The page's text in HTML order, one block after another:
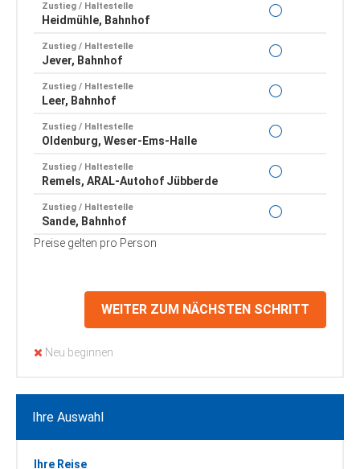
Zustieg / Haltestelle
Heidmühle, Bahnhof
Zustieg / Haltestelle
Jever, Bahnhof
Zustieg / Haltestelle
Leer, Bahnhof
Zustieg / Haltestelle
Oldenburg, Weser-Ems-Halle
Zustieg / Haltestelle
Remels, ARAL-Autohof Jübberde
Zustieg / Haltestelle
Sande, Bahnhof
Zustieg / Haltestelle
Wilhelmshaven, Bismarckstr. Haltestelle
Wilhelmshaven, Bismarckstr. Haltestelle
Wittmund, Marktplatz
Zustieg / Haltestelle
Preise gelten pro Person
WEITER ZUM NÄCHSTEN SCHRITT
Neu beginnen
Ihre Auswahl
Ihre Reise